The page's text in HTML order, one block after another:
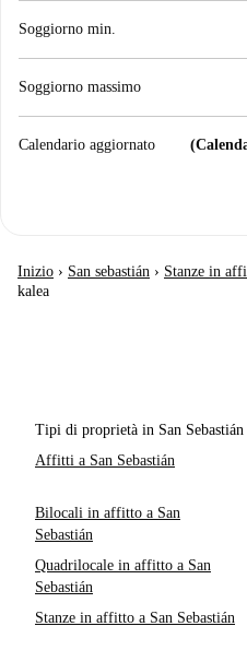
Soggiorno min.
Soggiorno massimo
Calendario aggiornato
Inizio › San sebastián › Stanze in
kalea
Tipi di proprietà in San Sebastián
Affitti a San Sebastián
Bilocali in affitto a San
Sebastián
Quadrilocale in affitto a San
Sebastián
Stanze in affitto a San Sebastián